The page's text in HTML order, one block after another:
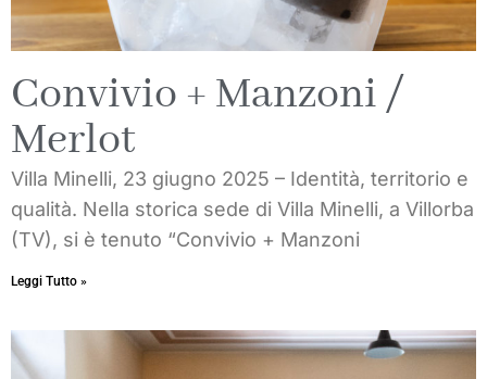
Convivio + Manzoni /
Merlot
Villa Minelli, 23 giugno 2025 – Identità, territorio e
qualità. Nella storica sede di Villa Minelli, a Villorba
(TV), si è tenuto “Convivio + Manzoni
Leggi Tutto »